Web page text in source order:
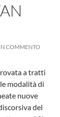
COMMENTO
a tratti
modalità di
nuove
del